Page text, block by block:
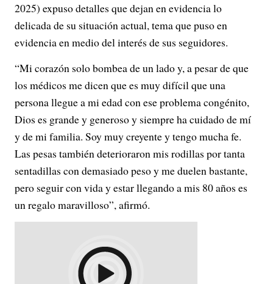
2025) expuso detalles que dejan en evidencia lo
delicada de su situación actual, tema que puso en
evidencia en medio del interés de sus seguidores.
“Mi corazón solo bombea de un lado y, a pesar de que
los médicos me dicen que es muy difícil que una
persona llegue a mi edad con ese problema congénito,
Dios es grande y generoso y siempre ha cuidado de mí
y de mi familia. Soy muy creyente y tengo mucha fe.
Las pesas también deterioraron mis rodillas por tanta
sentadillas con demasiado peso y me duelen bastante,
pero seguir con vida y estar llegando a mis 80 años es
un regalo maravilloso”, afirmó.